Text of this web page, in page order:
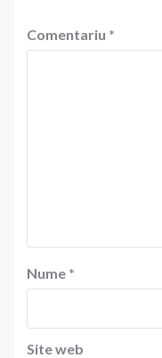
Comentariu *
Nume *
Site web